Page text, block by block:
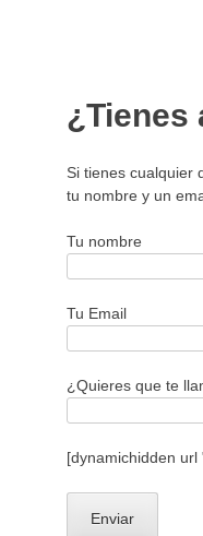
¿Tienes
Si tienes cualquier
tu nombre y un
Tu nombre
Tu Email
¿Quieres que te
[dynamichidden url